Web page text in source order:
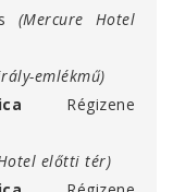
(Mercure Hotel
emlékmű)
Régizene
előtti tér)